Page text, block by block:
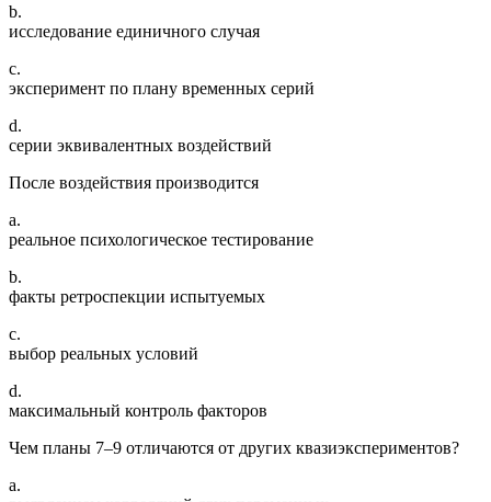
b.
исследование единичного случая
c.
эксперимент по плану временных серий
d.
серии эквивалентных воздействий
После воздействия производится
a.
реальное психологическое тестирование
b.
факты ретроспекции испытуемых
c.
выбор реальных условий
d.
максимальный контроль факторов
Чем планы 7–9 отличаются от других квазиэкспериментов?
a.